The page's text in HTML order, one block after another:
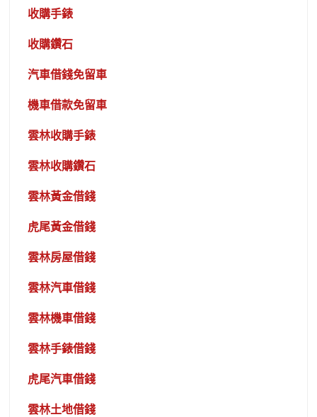
收購手錶
收購鑽石
汽車借錢免留車
機車借款免留車
雲林收購手錶
雲林收購鑽石
雲林黃金借錢
虎尾黃金借錢
雲林房屋借錢
雲林汽車借錢
雲林機車借錢
雲林手錶借錢
虎尾汽車借錢
雲林土地借錢